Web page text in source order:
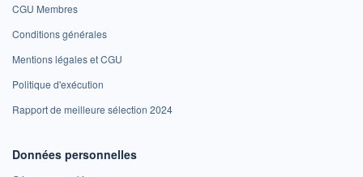
CGU Membres
Conditions générales
Mentions légales et CGU
Politique d'exécution
Rapport de meilleure sélection 2024
Données personnelles